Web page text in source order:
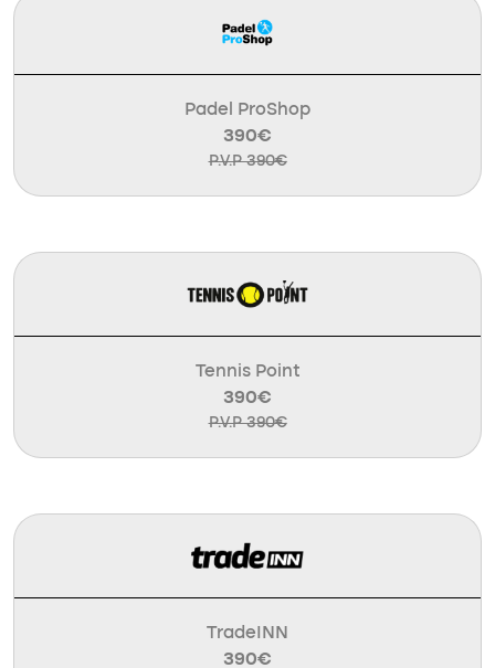
Padel ProShop
390€
P.V.P 390€
Tennis Point
390€
P.V.P 390€
TradeINN
390€